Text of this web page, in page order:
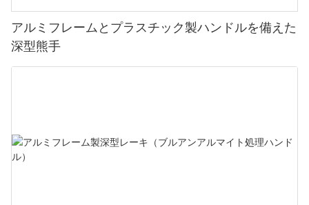
アルミフレームとプラスチック製ハンドルを備えた
深型熊手